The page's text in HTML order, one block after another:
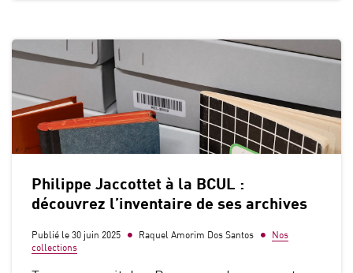
Philippe Jaccottet à la BCUL :
découvrez l’inventaire de ses archives
Publié le 30 juin 2025 Raquel Amorim Dos Santos
Nos
collections